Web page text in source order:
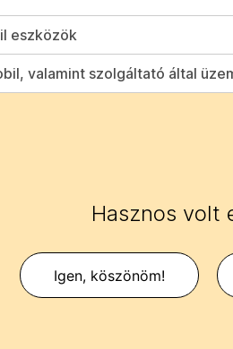
eszközök
valamint szolgáltató által
Hasznos volt
Igen, köszönöm!